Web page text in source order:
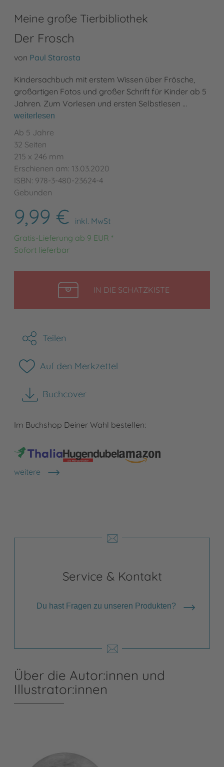
Meine große Tierbibliothek
Der Frosch
von Paul Starosta
Kindersachbuch mit erstem Wissen über Frösche,
großartigen Fotos und großer Schrift für Kinder ab 5
Jahren. Zum Vorlesen und ersten Selbstlesen …
weiterlesen
Ab 5 Jahre
32 Seiten
215 x 246 mm
Erschienen am: 13.03.2020
ISBN: 978-3-480-23624-4
Gebunden
9,99 €
inkl. MwSt
Gratis-Lieferung ab 9 EUR *
Sofort lieferbar
IN DIE SCHATZKISTELEGEN
Teilen
Auf den Merkzettel
Buchcover
herunterladen
Im Buchshop Deiner Wahl bestellen:
weitere
Shops anzeigen
Service & Kontakt
Du hast Fragen zu unseren Produkten?
Über die Autor:innen und
Illustrator:innen